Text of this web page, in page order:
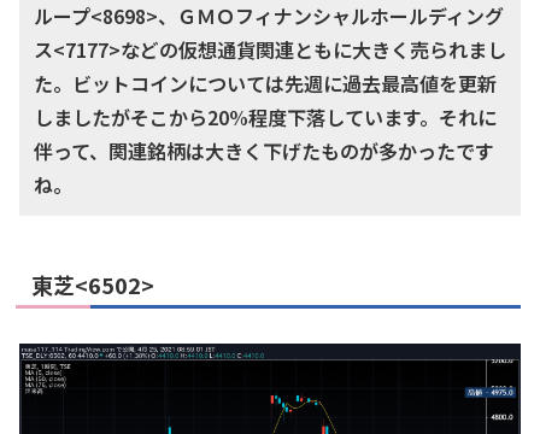
ループ<8698>、ＧＭＯフィナンシャルホールディング
ス<7177>などの仮想通貨関連ともに大きく売られまし
た。ビットコインについては先週に過去最高値を更新
しましたがそこから20%程度下落しています。それに
伴って、関連銘柄は大きく下げたものが多かったです
ね。
東芝<6502>